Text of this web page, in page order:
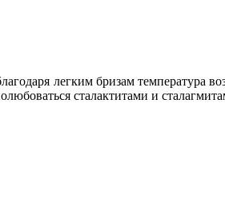
легким бризам температура
сталактитами и